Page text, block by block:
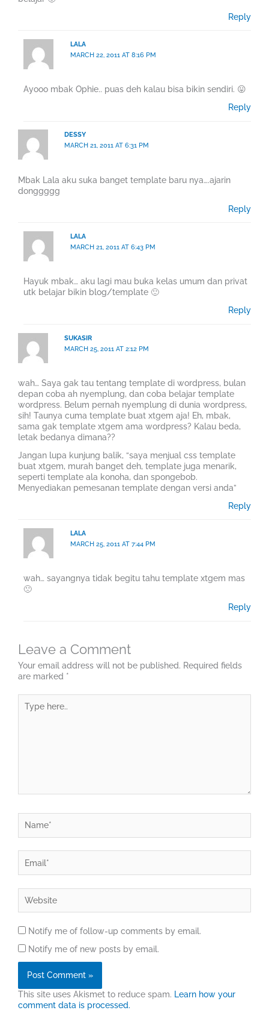
Reply
LALA
MARCH 22, 2011 AT 8:16 PM
Ayooo mbak Ophie.. puas deh kalau bisa bikin sendiri. 😛
Reply
DESSY
MARCH 21, 2011 AT 6:31 PM
Mbak Lala aku suka banget template baru nya….ajarin
donggggg
Reply
LALA
MARCH 21, 2011 AT 6:43 PM
Hayuk mbak… aku lagi mau buka kelas umum dan privat
utk belajar bikin blog/template 🙂
Reply
SUKASIR
MARCH 25, 2011 AT 2:12 PM
wah… Saya gak tau tentang template di wordpress, bulan
depan coba ah nyemplung, dan coba belajar template
wordpress. Belum pernah nyemplung di dunia wordpress,
sih! Taunya cuma template buat xtgem aja! Eh, mbak,
sama gak template xtgem ama wordpress? Kalau beda,
letak bedanya dimana??
Jangan lupa kunjung balik, “saya menjual css template
buat xtgem, murah banget deh, template juga menarik,
seperti template ala konoha, dan spongebob.
Menyediakan pemesanan template dengan versi anda”
Reply
LALA
MARCH 25, 2011 AT 7:44 PM
wah… sayangnya tidak begitu tahu template xtgem mas
🙁
Reply
Leave a Comment
Your email address will not be published. Required fields
are marked *
here..
Notify me of follow-up comments by email.
Notify me of new posts by email.
This site uses Akismet to reduce spam. Learn how your
comment data is processed.